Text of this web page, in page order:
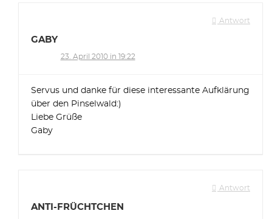
Antwort
GABY
23. April 2010 in 19:22
Servus und danke für diese interessante Aufklärung
über den Pinselwald:)
Liebe Grüße
Gaby
Antwort
ANTI-FRÜCHTCHEN